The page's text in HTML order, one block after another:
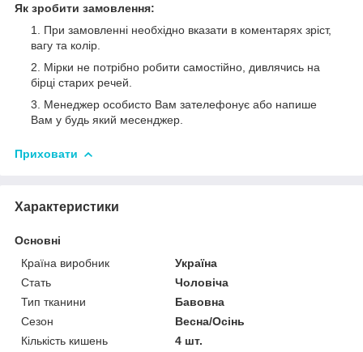
Як зробити замовлення:
При замовленні необхідно вказати в коментарях зріст,
вагу та колір.
Мірки не потрібно робити самостійно, дивлячись на
бірці старих речей.
Менеджер особисто Вам зателефонує або напише
Вам у будь який месенджер.
Приховати
Характеристики
Основні
Країна виробник
Україна
Стать
Чоловіча
Тип тканини
Бавовна
Сезон
Весна/Осінь
Кількість кишень
4 шт.